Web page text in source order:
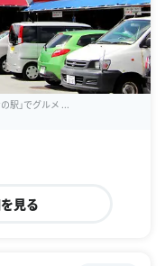
駅」でグルメ ...
見る